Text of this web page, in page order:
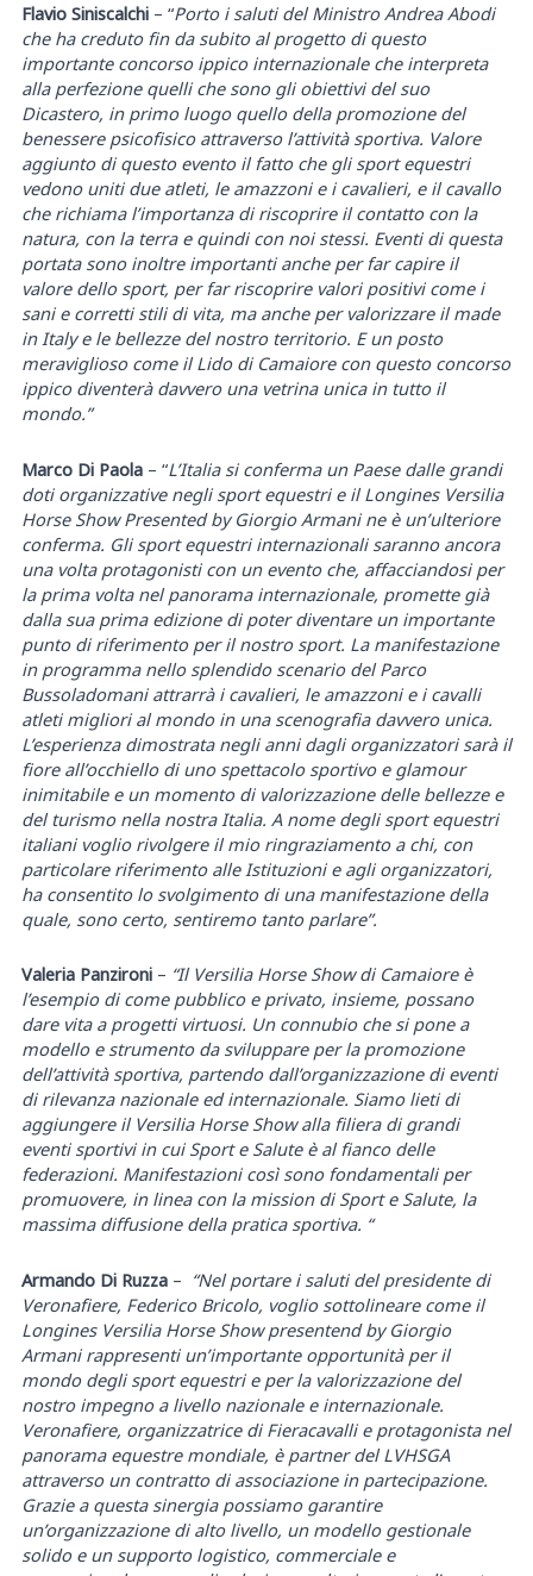
Flavio Siniscalchi– “Porto i saluti del Ministro Andrea Abodi
che ha creduto fin da subito al progetto di questo
importante concorso ippico internazionale che interpreta
alla perfezione quelli che sono gli obiettivi del suo
Dicastero, in primo luogo quello della promozione del
benessere psicofisico attraverso l’attività sportiva. Valore
aggiunto di questo evento il fatto che gli sport equestri
vedono uniti due atleti, le amazzoni e i cavalieri, e il cavallo
che richiama l’importanza di riscoprire il contatto con la
natura, con la terra e quindi con noi stessi. Eventi di questa
portata sono inoltre importanti anche per far capire il
valore dello sport, per far riscoprire valori positivi come i
sani e corretti stili di vita, ma anche per valorizzare il made
in Italy e le bellezze del nostro territorio. E un posto
meraviglioso come il Lido di Camaiore con questo concorso
ippico diventerà davvero una vetrina unica in tutto il
mondo.”
Marco Di Paola– “L’Italia si conferma un Paese dalle grandi
doti organizzative negli sport equestri e il Longines Versilia
Horse Show Presented by Giorgio Armani ne è un’ulteriore
conferma. Gli sport equestri internazionali saranno ancora
una volta protagonisti con un evento che, affacciandosi per
la prima volta nel panorama internazionale, promette già
dalla sua prima edizione di poter diventare un importante
punto di riferimento per il nostro sport. La manifestazione
in programma nello splendido scenario del Parco
Bussoladomani attrarrà i cavalieri, le amazzoni e i cavalli
atleti migliori al mondo in una scenografia davvero unica.
L’esperienza dimostrata negli anni dagli organizzatori sarà il
fiore all’occhiello di uno spettacolo sportivo e glamour
inimitabile e un momento di valorizzazione delle bellezze e
del turismo nella nostra Italia. A nome degli sport equestri
italiani voglio rivolgere il mio ringraziamento a chi, con
particolare riferimento alle Istituzioni e agli organizzatori,
ha consentito lo svolgimento di una manifestazione della
quale, sono certo, sentiremo tanto parlare”.
Valeria Panzironi– “Il Versilia Horse Show di Camaiore è
l’esempio di come pubblico e privato, insieme, possano
dare vita a progetti virtuosi. Un connubio che si pone a
modello e strumento da sviluppare per la promozione
dell’attività sportiva, partendo dall’organizzazione di eventi
di rilevanza nazionale ed internazionale. Siamo lieti di
aggiungere il Versilia Horse Show alla filiera di grandi
eventi sportivi in cui Sport e Salute è al fianco delle
federazioni. Manifestazioni così sono fondamentali per
promuovere, in linea con la mission di Sport e Salute, la
massima diffusione della pratica sportiva. “
Armando Di Ruzza– “Nel portare i saluti del presidente di
Veronafiere, Federico Bricolo, voglio sottolineare come il
Longines Versilia Horse Show presentend by Giorgio
Armani rappresenti un’importante opportunità per il
mondo degli sport equestri e per la valorizzazione del
nostro impegno a livello nazionale e internazionale.
Veronafiere, organizzatrice di Fieracavalli e protagonista nel
panorama equestre mondiale, è partner del LVHSGA
attraverso un contratto di associazione in partecipazione.
Grazie a questa sinergia possiamo garantire
un’organizzazione di alto livello, un modello gestionale
solido e un supporto logistico, commerciale e